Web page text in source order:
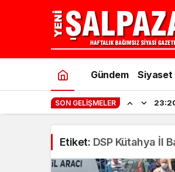
Gündem Siyaset
SON GELIŞMELER
Etiket: DSP Kütahya İl